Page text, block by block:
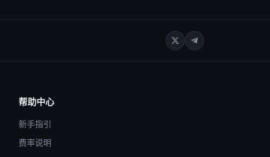
帮助中心
新手指引
费率说明